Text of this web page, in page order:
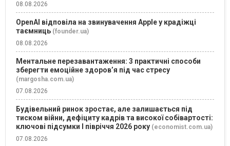
08.08.2026
OpenAI відповіла на звинувачення Apple у крадіжці
таємниць (founder.ua)
08.08.2026
Ментальне перезавантаження: 3 практичні способи
зберегти емоційне здоров’я під час стресу
(margosha.com.ua)
07.08.2026
Будівельний ринок зростає, але залишається під
тиском війни, дефіциту кадрів та високої собівартості:
ключові підсумки І півріччя 2026 року (economist.com.ua)
07.08.2026